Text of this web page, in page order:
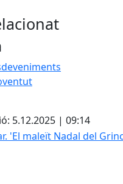
5.12.2025 | 09:14
maleït Nadal del Grinch'